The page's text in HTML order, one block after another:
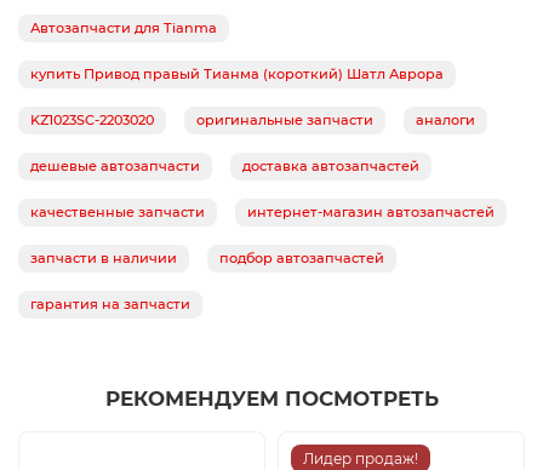
Автозапчасти для Tianma
купить Привод правый Тианма (короткий) Шатл Аврора
KZ1023SC-2203020 оригинальные запчасти аналоги
дешевые автозапчасти доставка автозапчастей
качественные запчасти интернет-магазин автозапчастей
запчасти в наличии подбор автозапчастей
гарантия на запчасти
РЕКОМЕНДУЕМ ПОСМОТРЕТЬ
Лидер продаж!